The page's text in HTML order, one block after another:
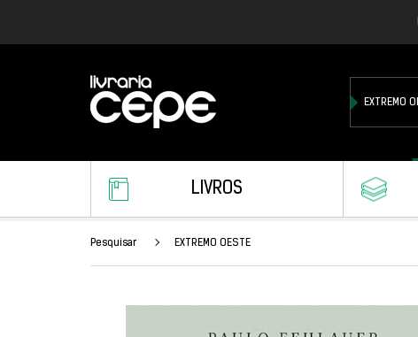
LIVROS
Pesquisar EXTREMO OESTE